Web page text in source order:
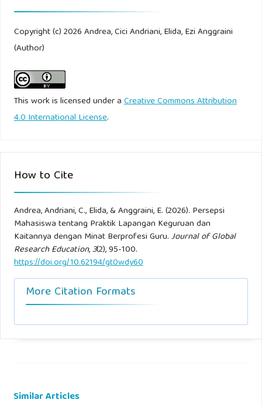
Urbina-Garcia, A. (2020). What do we know about
Education, 87, 102968.
Wati, L. (2023). Minat mahasiswa terhadap profesi guru.
dalam pembentukan karier mahasiswa. Jurnal Pendidikan
Vokasi, 14(1), 1–10.
Worth, J., & Van den Brande, J. (2020). Teacher labour
market trends. Education Policy Institute, 1–30.
Wulandari, S., & Prasetyo, A. (2023). Minat karier mahasiswa
pendidikan vokasi. Jurnal Pendidikan Kejuruan, 9(2), 77–85.
Copyright (c) 2026 Andrea, Cici Andriani, Elida, Ezi Anggraini
(Author)
This work is licensed under aCreative Commons Attribution
4.0 International License.
How to Cite
Andrea, Andriani, C., Elida, & Anggraini, E. (2026). Persepsi
Mahasiswa tentang Praktik Lapangan Keguruan dan
Kaitannya dengan Minat Berprofesi Guru.Journal of Global
Research Education,3(2), 95-100.
https://doi.org/10.62194/gt0wdy60
More Citation Formats
Similar Articles